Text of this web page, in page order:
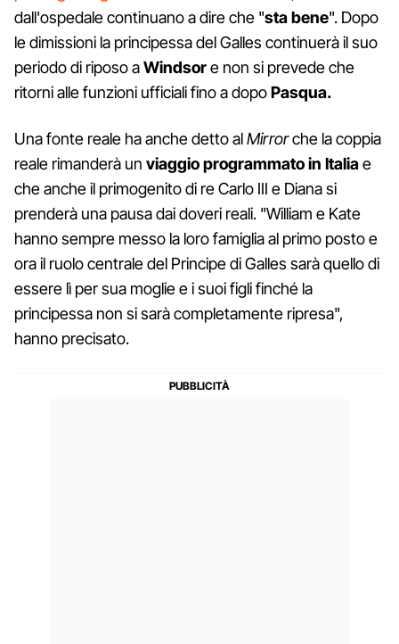
dall'ospedale continuano a dire che "sta bene". Dopo
le dimissioni la principessa del Galles continuerà il suo
periodo di riposo aWindsore non si prevede che
ritorni alle funzioni ufficiali fino a dopoPasqua.
Una fonte reale ha anche detto alMirrorche la coppia
reale rimanderà un viaggio programmato in Italiae
che anche il primogenito di re Carlo III e Diana si
prenderà una pausa dai doveri reali. "William e Kate
hanno sempre messo la loro famiglia al primo posto e
ora il ruolo centrale del Principe di Galles sarà quello di
essere lì per sua moglie e i suoi figli finché la
principessa non si sarà completamente ripresa",
hanno precisato.